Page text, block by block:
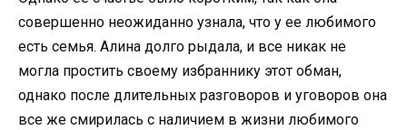
совершенно неожиданно узнала, что у ее любимого
есть семья. Алина долго рыдала, и все никак не
могла простить своему избраннику этот обман,
однако после длительных разговоров и уговоров она
все же смирилась с наличием в жизни любимого